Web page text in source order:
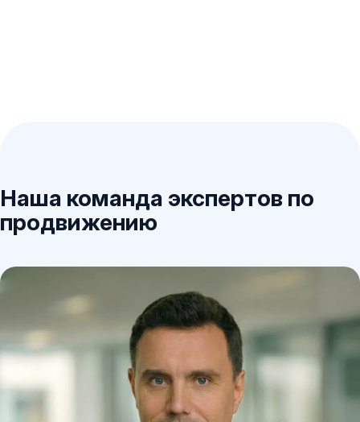
Наша команда экспертов по
продвижению